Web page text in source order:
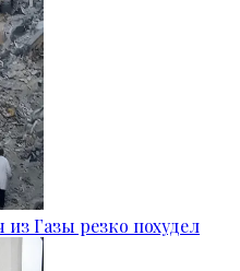
Газы резко похудел